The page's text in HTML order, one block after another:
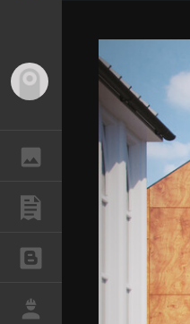
ГАЛЕРЕЯ
ПУБЛИКАЦИИ